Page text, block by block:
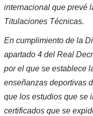
internacional que prevé
Titulaciones Técnicas.
En cumplimiento de la
apartado 4 del Real
por el que se establece
enseñanzas deportivas
que los estudios que se
certificados que se